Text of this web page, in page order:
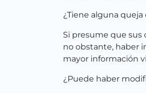
¿Tiene alguna
Si presume que sus
no obstante, haber
mayor información
¿Puede haber